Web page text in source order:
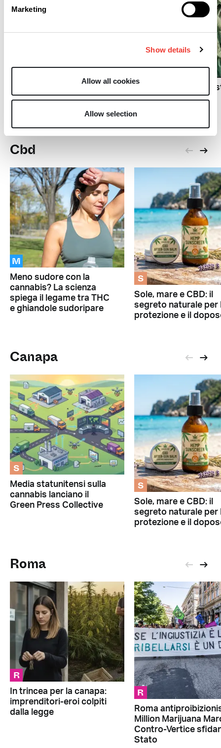
Marketing
Show details
Allow all cookies
Allow selection
Canada, per la polizia
sono più pericolosi i fast
R
Legalizzazione e
sociale: il caso dello
Cbd
M
Meno sudore con la
cannabis? La scienza
spiega il legame tra THC
e ghiandole sudoripare
S
Sole, mare e CBD: il
segreto naturale per
protezione e il
Canapa
S
Media statunitensi sulla
cannabis lanciano il
Green Press Collective
S
Sole, mare e CBD: il
segreto naturale per
protezione e il
Roma
R
In trincea per la canapa:
imprenditori-eroi colpiti
dalla legge
R
Roma
Million Marijuana
Contro-Vertice
Stato